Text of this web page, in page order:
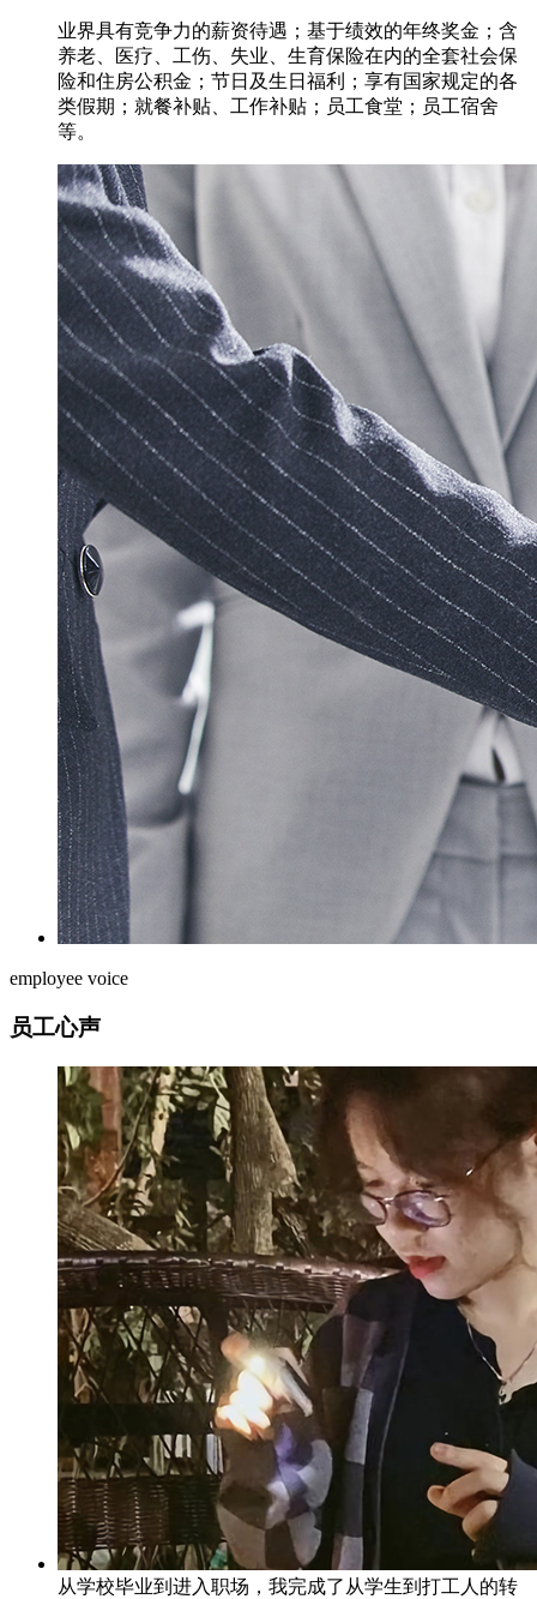
业界具有竞争力的薪资待遇；基于绩效的年终奖金；含
养老、医疗、工伤、失业、生育保险在内的全套社会保
险和住房公积金；节日及生日福利；享有国家规定的各
类假期；就餐补贴、工作补贴；员工食堂；员工宿舍
等。
employee voice
员工心声
从学校毕业到进入职场，我完成了从学生到打工人的转